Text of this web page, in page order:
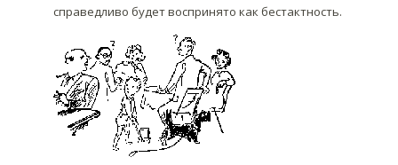
справедливо будет воспринято как бестактность.